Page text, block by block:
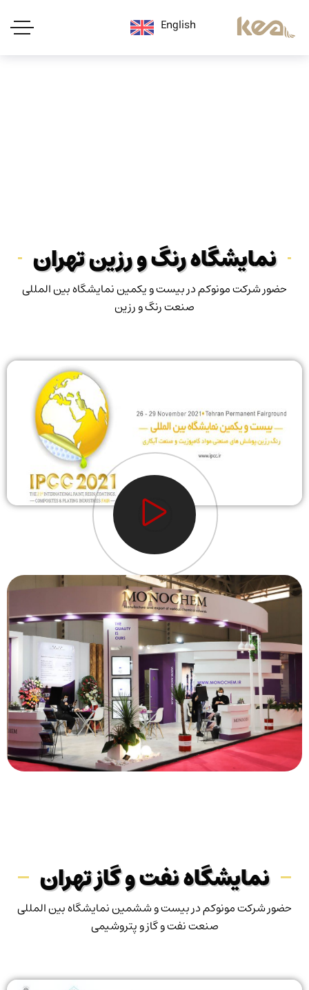
English
نمایشگاه رنگ و رزین تهران
حضور شرکت مونوکم در بیست و یکمین نمایشگاه بین المللی
صنعت رنگ و رزین
نمایشگاه نفت و گاز تهران
حضور شرکت مونوکم در بیست و ششمین نمایشگاه بین المللی
صنعت نفت و گاز و پتروشیمی